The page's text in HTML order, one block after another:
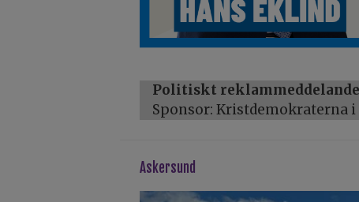
Politiskt reklammeddelande
Sponsor: Kristdemokraterna i
askersund